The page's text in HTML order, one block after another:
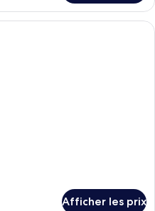
Un salon moderne doté d’un grand
Afficher les prix